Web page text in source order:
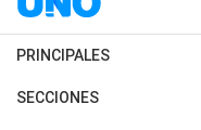
PRINCIPALES
Últimas Noticias
SECCIONES